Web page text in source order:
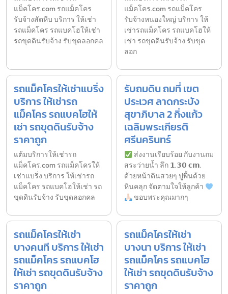
แม็คโคร.com รถแม็คโคร
รับจ้างสัตหีบ บริการ ให้เช่า
รถแม็คโคร รถแบคโฮให้เช่า
รถขุดดินรับจ้าง รับขุดลอกคล
แม็คโคร.com รถแม็คโคร
รับจ้างหนองใหญ่ บริการ ให้
เช่ารถแม็คโคร รถแบคโฮให้
เช่า รถขุดดินรับจ้าง รับขุด
ลอก
รถแม็คโครให้เช่าแบริ่ง
บริการ ให้เช่ารถ
แม็คโคร รถแบคโฮให้
เช่า รถขุดดินรับจ้าง
ราคาถูก
แต้มบริการให้เช่ารถ
แม็คโคร.com รถแม็คโครให้
เช่าแบริ่ง บริการ ให้เช่ารถ
แม็คโคร รถแบคโฮให้เช่า รถ
ขุดดินรับจ้าง รับขุดลอกคล
รับถมดิน ถมที่ เขต
ประเวศ ลาดกระบัง
สุขาภิบาล 2 กิ่งแก้ว
เฉลิมพระเกียรติ
ศรีนครินทร์
ส่งงานเรียบร้อย กับงานถม
สระว่ายน้ำ ลึก 𝟭.𝟯𝟬 𝗰𝗺.
ด้วยหน้าดินสวยๆ ปูพื้นด้วย
หินคลุก จัดตามใจให้ลูกค้า
ขอบพระคุณมากๆ
รถแม็คโครให้เช่า
บางคนที บริการ ให้เช่า
รถแม็คโคร รถแบคโฮ
ให้เช่า รถขุดดินรับจ้าง
ราคาถูก
รถแม็คโครให้เช่า
บางนา บริการ ให้เช่า
รถแม็คโคร รถแบคโฮ
ให้เช่า รถขุดดินรับจ้าง
ราคาถูก